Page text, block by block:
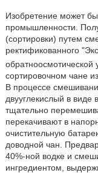
Изобретение может
промышленности.
(сортировки) путем
ректификованного
обратноосмотической
сортировочном чане
В процессе
двууглекислый в виде
тщательно
перекачивают в
очистительную
доводной чан.
40%-ной водке и
ингредиентом,